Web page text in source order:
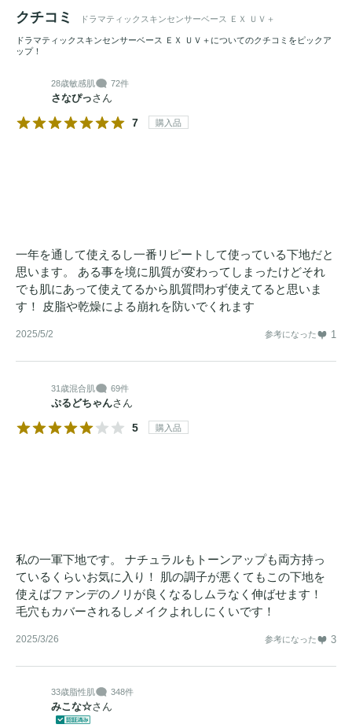
クチコミ ドラマティックスキンセンサーベース ＥＸ ＵＶ＋
ドラマティックスキンセンサーベース ＥＸ ＵＶ＋についてのクチコミをピックア
ップ！
28歳敏感肌 72件
さなぴっさん
7 購入品
一年を通して使えるし一番リピートして使っている下地だと
思います。 ある事を境に肌質が変わってしまったけどそれ
でも肌にあって使えてるから肌質問わず使えてると思いま
す！ 皮脂や乾燥による崩れを防いでくれます
2025/5/2 参考になった 1
31歳混合肌 69件
ぷるどちゃんさん
5 購入品
私の一軍下地です。 ナチュラルもトーンアップも両方持っ
ているくらいお気に入り！ 肌の調子が悪くてもこの下地を
使えばファンデのノリが良くなるしムラなく伸ばせます！
毛穴もカバーされるしメイクよれしにくいです！
2025/3/26 参考になった 3
33歳脂性肌 348件
みこな☆さん